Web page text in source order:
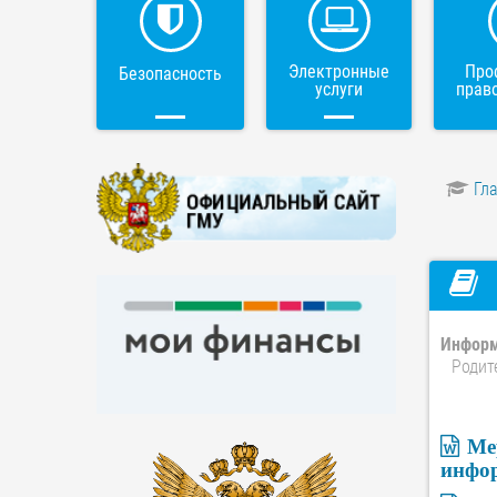
Безопасность
Электронные
услуги